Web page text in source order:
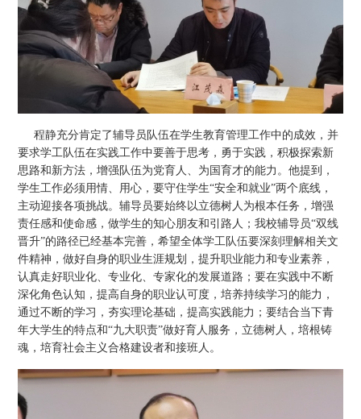
程静充分肯定了辅导员队伍在学生教育管理工作中的成效，并
要求学工队伍在实践工作中要善于思考，勇于实践，积极探索新
思路和新方法，增强队伍为党育人、为国育才的能力。他提到，
学生工作必须用情、用心，要守住学生“安全和就业”两个底线，
主动迎接各项挑战。辅导员要始终以立德树人为根本任务，增强
责任感和使命感，做学生的知心朋友和引路人；我校辅导员“双线
晋升”的路径已经基本完善，希望全体学工队伍要深刻理解相关文
件精神，做好自身的职业生涯规划，提升职业能力和专业素养，
认真走好职业化、专业化、专家化的发展道路；要在实践中不断
深化角色认知，提高自身的职业认可度，培养持续学习的能力，
通过不断的学习，夯实理论基础，提高实践能力；要结合当下青
年大学生的特点和“九大职责”做好育人服务，立德树人，培根铸
魂，培育社会主义合格建设者和接班人。